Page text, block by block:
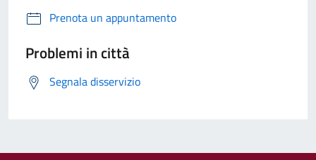
Prenota un appuntamento
Problemi in città
Segnala disservizio